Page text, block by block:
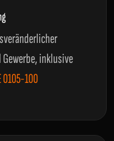
inklusive
0105-100